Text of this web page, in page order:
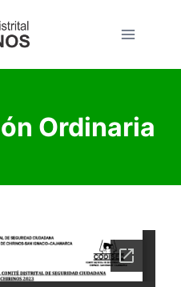
Ordinaria